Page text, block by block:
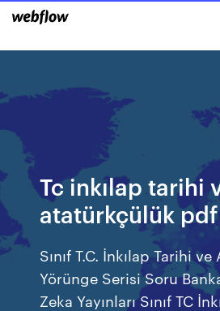
Tc inkılap tarihi
atatürkçülük pdf
Sınıf T.C. İnkılap Tarihi
Yörünge Serisi Soru
Zeka Yayınları Sınıf TC